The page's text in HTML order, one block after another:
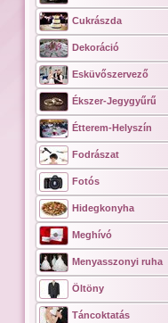
Cukrászda
Dekoráció
Esküvőszervező
Ékszer-Jegygyűrű
Étterem-Helyszín
Fodrászat
Fotós
Hidegkonyha
Meghívó
Menyasszonyi ruha
Öltöny
Táncoktatás